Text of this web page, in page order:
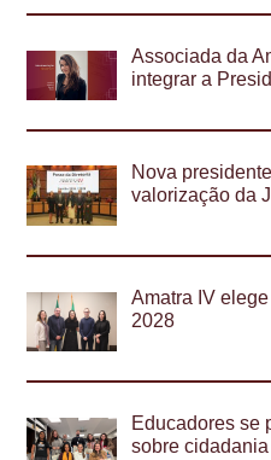
Associada da
integrar a
Nova
valorização da
Amatra IV
2028
Educadores se
sobre